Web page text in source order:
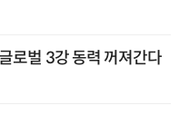
로벌 3강 동력 꺼져간다